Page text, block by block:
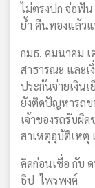
ไม่ตรงปก จ่อฟั
ย้ำ คืนทองแล้วแ
กมธ. คมนาคม
สาธารณะ และ
ประกันจ่ายเงิน
ยังติดปัญหารถข
เจ้าของรถรับผิ
สาเหตุอุบัติเหตุ
คิดก่อนเชื่อ กับ
ธิป ไพรพงค์